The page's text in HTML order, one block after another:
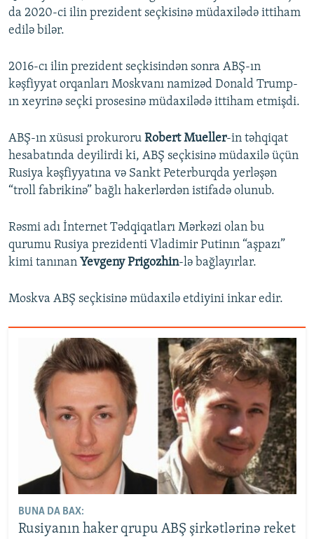
da 2020-ci ilin prezident seçkisinə müdaxilədə ittiham
edilə bilər.
2016-cı ilin prezident seçkisindən sonra ABŞ-ın
kəşfiyyat orqanları Moskvanı namizəd Donald Trump-
ın xeyrinə seçki prosesinə müdaxilədə ittiham etmişdi.
ABŞ-ın xüsusi prokuroru Robert Mueller-in təhqiqat
hesabatında deyilirdi ki, ABŞ seçkisinə müdaxilə üçün
Rusiya kəşfiyyatına və Sankt Peterburqda yerləşən
“troll fabrikinə” bağlı hakerlərdən istifadə olunub.
Rəsmi adı İnternet Tədqiqatları Mərkəzi olan bu
qurumu Rusiya prezidenti Vladimir Putinın “aşpazı”
kimi tanınan Yevgeny Prigozhin-lə bağlayırlar.
Moskva ABŞ seçkisinə müdaxilə etdiyini inkar edir.
BUNA DA BAX:
Rusiyanın haker qrupu ABŞ şirkətlərinə reket